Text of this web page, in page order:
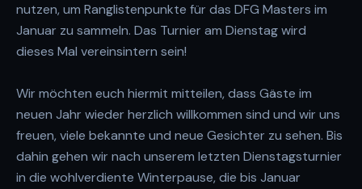
nutzen, um Ranglistenpunkte für das DFG Masters im
Januar zu sammeln. Das Turnier am Dienstag wird
dieses Mal vereinsintern sein!
Wir möchten euch hiermit mitteilen, dass Gäste im
neuen Jahr wieder herzlich willkommen sind und wir uns
freuen, viele bekannte und neue Gesichter zu sehen. Bis
dahin gehen wir nach unserem letzten Dienstagsturnier
in die wohlverdiente Winterpause, die bis Januar